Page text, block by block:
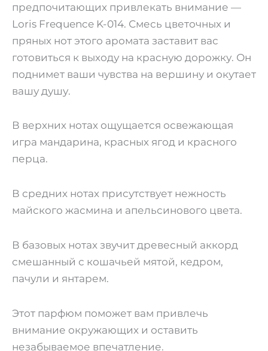
предпочитающих привлекать внимание —
Loris Frequence K-014. Смесь цветочных и
пряных нот этого аромата заставит вас
готовиться к выходу на красную дорожку. Он
поднимет ваши чувства на вершину и окутает
вашу душу.
В верхних нотах ощущается освежающая
игра мандарина, красных ягод и красного
перца.
В средних нотах присутствует нежность
майского жасмина и апельсинового цвета.
В базовых нотах звучит древесный аккорд
смешанный с кошачьей мятой, кедром,
пачули и янтарем.
Этот парфюм поможет вам привлечь
внимание окружающих и оставить
незабываемое впечатление.